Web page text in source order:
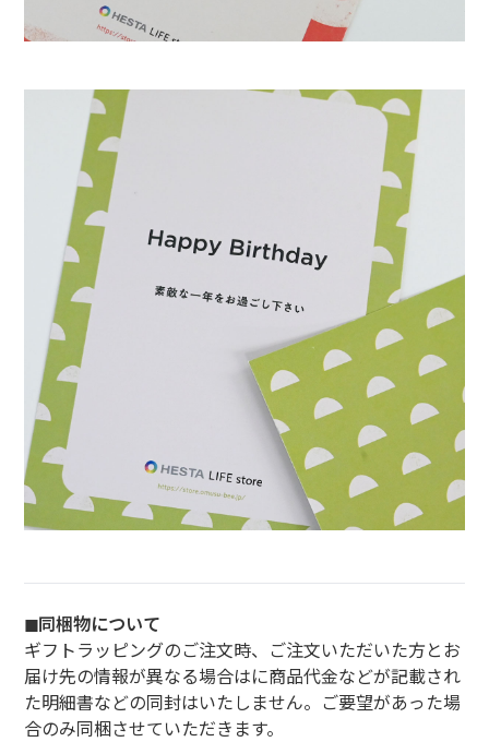
◼︎同梱物について
ギフトラッピングのご注文時、ご注文いただいた方とお
届け先の情報が異なる場合はに商品代金などが記載され
た明細書などの同封はいたしません。ご要望があった場
合のみ同梱させていただきます。